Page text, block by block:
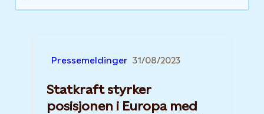
Pressemeldinger 31/08/2023
Statkraft styrker
posisjonen i Europa med